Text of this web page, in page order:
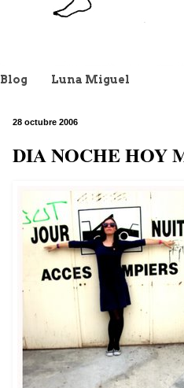
Blog Luna Miguel
28 octubre 2006
DIA NOCHE HOY